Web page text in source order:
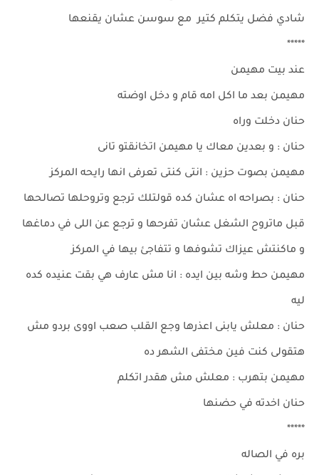
شادي فضل يتكلم كتير مع سوسن عشان يقنعها
*****
عند بيت مهيمن
مهيمن بعد ما اكل امه قام و دخل اوضته
حنان دخلت وراه
حنان : و بعدين معاك يا مهيمن اتخانقتو تانى
مهيمن بصوت حزين : انتى كنتى تعرفى انها رايحه المركز
حنان : بصراحه اه عشان كده قولتلك ترجع وتروحلها تصالحها
قبل ماتروح الشغل عشان تفرحها و ترجع عن اللى في دماغها
و ماكنتش عيزاك تشوفها و تتفاجئ بيها في المركز
مهيمن حط وشه بين ايده : انا مش عارف هي بقت عنيده كده
ليه
حنان : معلش يابنى اعذرها وجع القلب صعب اووى بردو مش
هتقولى كنت فين مختفى الشهر ده
مهيمن بتهرب : معلش مش هقدر اتكلم
حنان اخدته في حضنها
*****
بره في الصاله